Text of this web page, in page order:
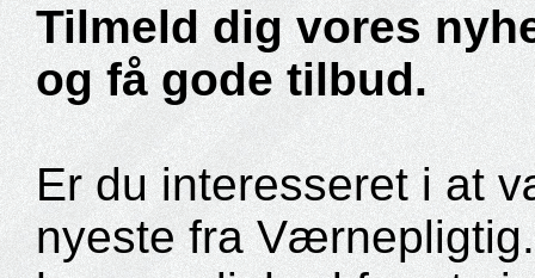
Tilmeld dig vores
og få gode tilbud.
Er du interesseret i at
nyeste fra